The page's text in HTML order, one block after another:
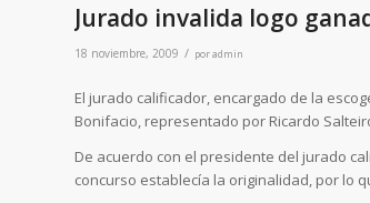
Jurado invalida logo
18 noviembre, 2009 / poradmin
El jurado calificador, encargado de la
Bonifacio, representado por Ricardo
De acuerdo con el presidente del jurado
concurso establecía la originalidad, por